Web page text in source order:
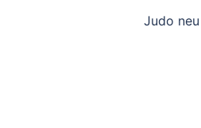
Judo neu